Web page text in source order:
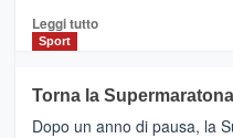
Leggi tuttoLeggi
BROOKS
SuperMaratona
Sport
Torna la
Dopo un anno di pausa, la